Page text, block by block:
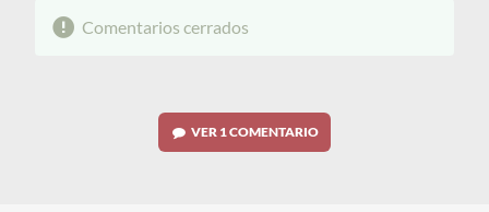
Comentarios cerrados
VER 1 COMENTARIO